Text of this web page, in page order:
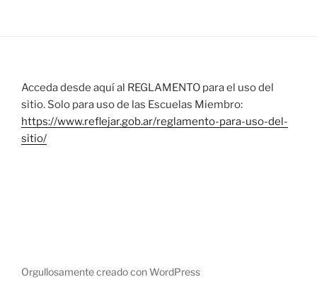
Acceda desde aquí al REGLAMENTO para el uso del
sitio. Solo para uso de las Escuelas Miembro:
https://www.reflejar.gob.ar/reglamento-para-uso-del-
sitio/
Orgullosamente creado con WordPress